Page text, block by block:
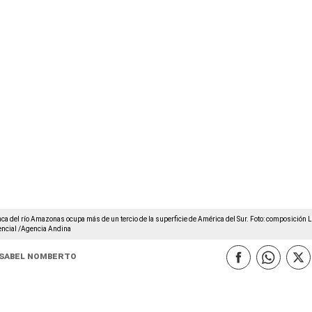
del río Amazonas ocupa más de un tercio de la superficie de América del Sur. Foto: composición
/Agencia Andina
Nomberto